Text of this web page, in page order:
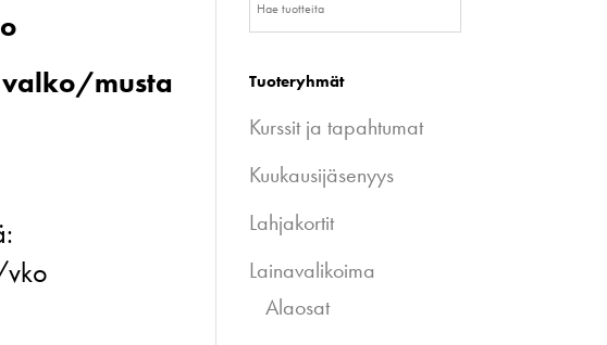
musta
Tuoteryhmät
Kurssit ja tapahtumat
Kuukausijäsenyys
Lahjakortit
Lainavalikoima
Alaosat